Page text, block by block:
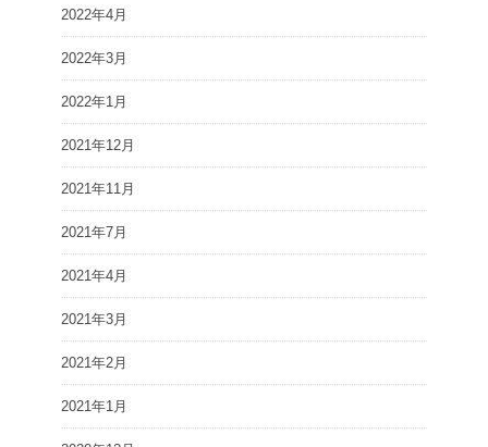
2022年4月
2022年3月
2022年1月
2021年12月
2021年11月
2021年7月
2021年4月
2021年3月
2021年2月
2021年1月